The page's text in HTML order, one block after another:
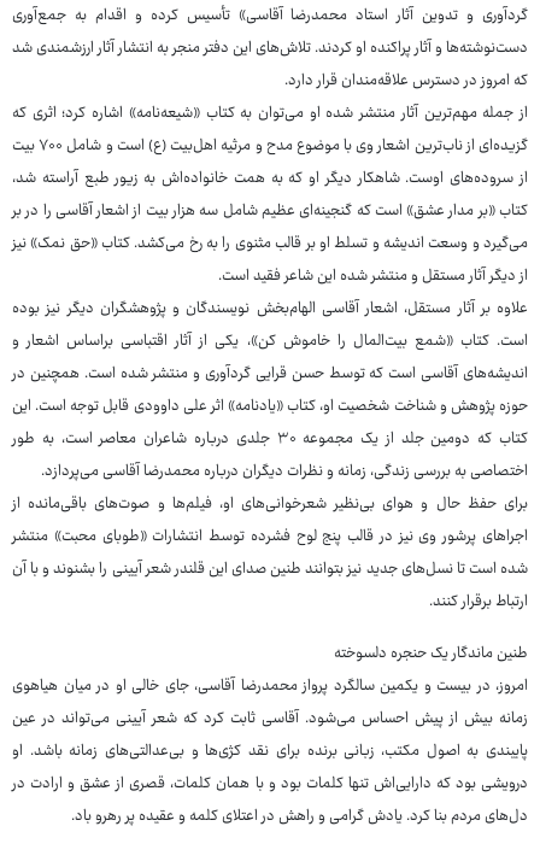
گردآوری و تدوین آثار استاد محمدرضا آقاسی» تأسیس کرده و اقدام به جمع‌آوری
دست‌نوشته‌ها و آثار پراکنده او کردند. تلاش‌های این دفتر منجر به انتشار آثار ارزشمندی شد
که امروز در دسترس علاقه‌مندان قرار دارد.
از جمله مهم‌ترین آثار منتشر شده او می‌توان به کتاب «شیعه‌نامه» اشاره کرد؛ اثری که
گزیده‌ای از ناب‌ترین اشعار وی با موضوع مدح و مرثیه اهل‌بیت (ع) است و شامل ۷۰۰ بیت
از سروده‌های اوست. شاهکار دیگر او که به همت خانواده‌اش به زیور طبع آراسته شد،
کتاب «بر مدار عشق» است که گنجینه‌ای عظیم شامل سه هزار بیت از اشعار آقاسی را در بر
می‌گیرد و وسعت اندیشه و تسلط او بر قالب مثنوی را به رخ می‌کشد. کتاب «حق نمک» نیز
از دیگر آثار مستقل و منتشر شده این شاعر فقید است.
علاوه بر آثار مستقل، اشعار آقاسی الهام‌بخش نویسندگان و پژوهشگران دیگر نیز بوده
است. کتاب «شمع بیت‌المال را خاموش کن»، یکی از آثار اقتباسی براساس اشعار و
اندیشه‌های آقاسی است که توسط حسن قرایی گردآوری و منتشر شده است. همچنین در
حوزه پژوهش و شناخت شخصیت او، کتاب «یادنامه» اثر علی داوودی قابل توجه است. این
کتاب که دومین جلد از یک مجموعه ۳۰ جلدی درباره شاعران معاصر است، به طور
اختصاصی به بررسی زندگی، زمانه و نظرات دیگران درباره محمدرضا آقاسی می‌پردازد.
برای حفظ حال و هوای بی‌نظیر شعرخوانی‌های او، فیلم‌ها و صوت‌های باقی‌مانده از
اجراهای پرشور وی نیز در قالب پنج لوح فشرده توسط انتشارات «طوبای محبت» منتشر
شده است تا نسل‌های جدید نیز بتوانند طنین صدای این قلندر شعر آیینی را بشنوند و با آن
ارتباط برقرار کنند.
طنین ماندگار یک حنجره دلسوخته
امروز، در بیست و یکمین سالگرد پرواز محمدرضا آقاسی، جای خالی او در میان هیاهوی
زمانه بیش از پیش احساس می‌شود. آقاسی ثابت کرد که شعر آیینی می‌تواند در عین
پایبندی به اصول مکتب، زبانی برنده برای نقد کژی‌ها و بی‌عدالتی‌های زمانه باشد. او
درویشی بود که دارایی‌اش تنها کلمات بود و با همان کلمات، قصری از عشق و ارادت در
دل‌های مردم بنا کرد. یادش گرامی و راهش در اعتلای کلمه و عقیده پر رهرو باد.